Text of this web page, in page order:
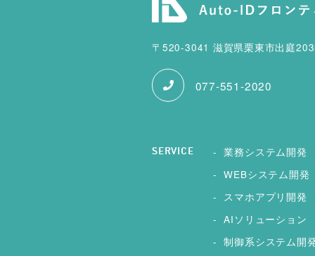
〒520-3041 滋賀県栗東市出庭
077-551-2020
SERVICE
業務システム開発
WEBシステム開発
スマホアプリ開発
AIソリューション
制御系システム開